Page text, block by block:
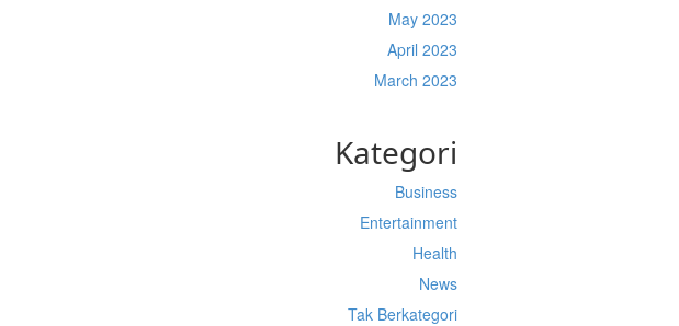
May 2023
April 2023
March 2023
Kategori
Business
Entertainment
Health
News
Tak Berkategori